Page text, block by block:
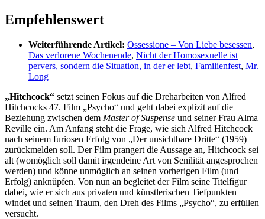
Empfehlenswert
Weiterführende Artikel: Ossessione – Von Liebe besessen,
Das verlorene Wochenende, Nicht der Homosexuelle ist
pervers, sondern die Situation, in der er lebt, Familienfest, Mr.
Long
„Hitchcock“ setzt seinen Fokus auf die Dreharbeiten von Alfred
Hitchcocks 47. Film „Psycho“ und geht dabei explizit auf die
Beziehung zwischen dem Master of Suspense und seiner Frau Alma
Reville ein. Am Anfang steht die Frage, wie sich Alfred Hitchcock
nach seinem furiosen Erfolg von „Der unsichtbare Dritte“ (1959)
zurückmelden soll. Der Film prangert die Aussage an, Hitchcock sei
alt (womöglich soll damit irgendeine Art von Senilität angesprochen
werden) und könne unmöglich an seinen vorherigen Film (und
Erfolg) anknüpfen. Von nun an begleitet der Film seine Titelfigur
dabei, wie er sich aus privaten und künstlerischen Tiefpunkten
windet und seinen Traum, den Dreh des Films „Psycho“, zu erfüllen
versucht.